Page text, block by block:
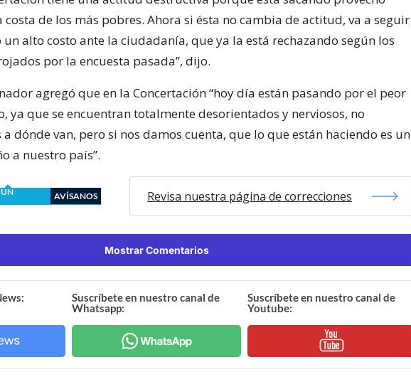
costa de los más pobres. Ahora si ésta no cambia de actitud, va a seguir
alto costo ante la ciudadanía, que ya la está rechazando según los
por la encuesta pasada”, dijo.
agregó que en la Concertación “hoy día están pasando por el peor
ya que se encuentran totalmente desorientados y nerviosos, no
a dónde van, pero si nos damos cuenta, que lo que están haciendo es un
a nuestro país”.
UN
AVÍSANOS Revisa nuestra página de correcciones
Mostrar Comentarios
Suscríbete en nuestro canal de
Whatsapp:
Suscríbete en nuestro canal de
Youtube: